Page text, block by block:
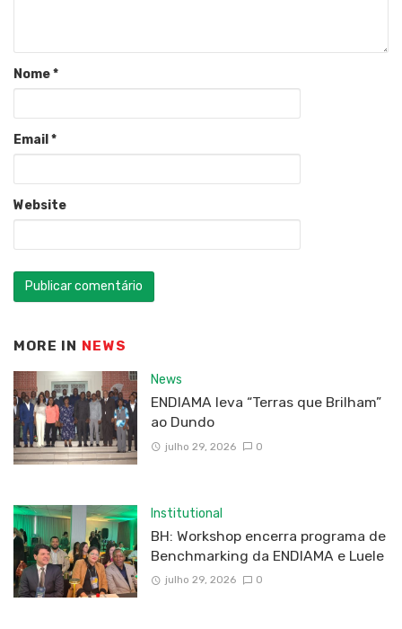
Nome*
Email *
Website
MORE IN NEWS
News
ENDIAMA leva “Terras que Brilham”
ao Dundo
julho 29, 2026 0
Institutional
BH: Workshop encerra programa de
Benchmarking da ENDIAMA e Luele
julho 29, 2026 0